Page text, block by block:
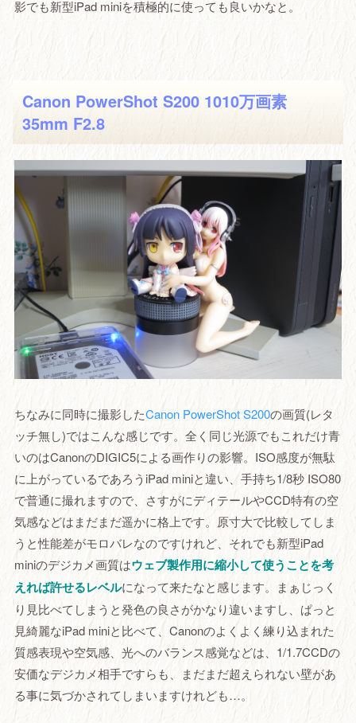
影でも新型iPad miniを積極的に使っても良いかなと。
Canon PowerShot S200 1010万画素
35mm F2.8
ちなみに同時に撮影したCanon PowerShot S200の画質(レタ
ッチ無し)ではこんな感じです。全く同じ光源でもこれだけ青
いのはCanonのDIGIC5による画作りの影響。ISO感度が無駄
に上がっているであろうiPad miniと違い、手持ち1/8秒 ISO80
で普通に撮れますので、さすがにディテールやCCD特有の空
気感などはまだまだ遥かに格上です。原寸大で比較してしま
うと性能差がモロバレなのですけれど、それでも新型iPad
miniのデジカメ画質はウェブ製作用に縮小して使うことを考
えれば許せるレベルになって来たなと感じます。まぁじっく
り見比べてしまうと発色の良さがかなり違いますし、ぱっと
見綺麗なiPad miniと比べて、Canonのよくよく練り込まれた
質感表現や空気感、光へのバランス感覚などは、1/1.7CCDの
安価なデジカメ相手ですらも、まだまだ超えられない壁があ
る事に気づかされてしまいますけれども…。